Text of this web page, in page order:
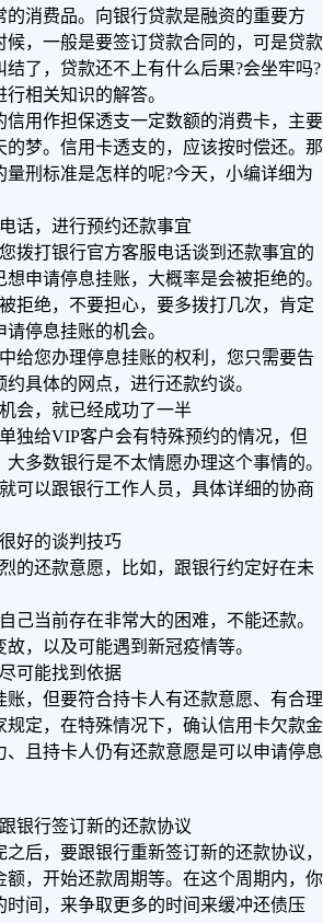
的消费品。向银行贷款是融资的重要方
候，一般是要签订贷款合同的，可是贷款
了，贷款还不上有什么后果?会坐牢吗?
相关知识的解答。
信用作担保透支一定数额的消费卡，主要
的梦。信用卡透支的，应该按时偿还。那
量刑标准是怎样的呢?今天，小编详细为
话，进行预约还款事宜
拨打银行官方客服电话谈到还款事宜的
申请停息挂账，大概率是会被拒绝的。
拒绝，不要担心，要多拨打几次，肯定
停息挂账的机会。
给您办理停息挂账的权利，您只需要告
具体的网点，进行还款约谈。
会，就已经成功了一半
独给VIP客户会有特殊预约的情况，但
多数银行是不太情愿办理这个事情的。
可以跟银行工作人员，具体详细的协商
好的谈判技巧
的还款意愿，比如，跟银行约定好在未
己当前存在非常大的困难，不能还款。
，以及可能遇到新冠疫情等。
可能找到依据
账，但要符合持卡人有还款意愿、有合理
规定，在特殊情况下，确认信用卡欠款金
、且持卡人仍有还款意愿是可以申请停息
银行签订新的还款协议
后，要跟银行重新签订新的还款协议，
额，开始还款周期等。在这个周期内，你
时间，来争取更多的时间来缓冲还债压